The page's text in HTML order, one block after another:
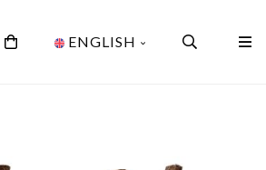
ENGLISH